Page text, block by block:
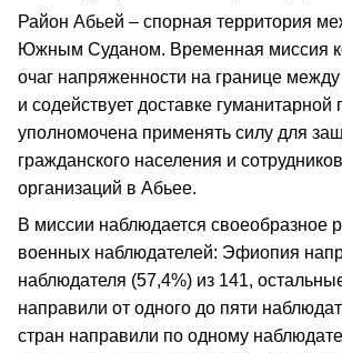
Район Абьей – спорная территория
Южным Суданом. Временная миссия
очаг напряженности на границе
и содействует доставке
уполномочена применять силу для
гражданского населения и
организаций в Абьее.
В миссии наблюдается своеобразное
военных наблюдателей: Эфиопия
наблюдателя (57,4%) из 141,
направили от одного до пяти
стран направили по одному